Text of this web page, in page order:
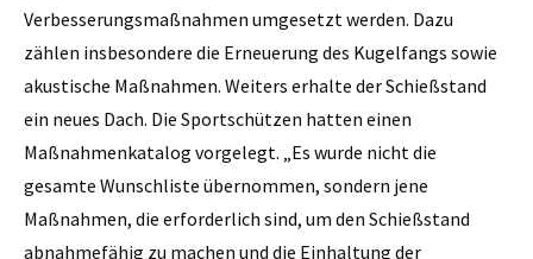
Verbesserungsmaßnahmen umgesetzt werden. Dazu
zählen insbesondere die Erneuerung des Kugelfangs sowie
akustische Maßnahmen. Weiters erhalte der Schießstand
ein neues Dach. Die Sportschützen hatten einen
Maßnahmenkatalog vorgelegt. „Es wurde nicht die
gesamte Wunschliste übernommen, sondern jene
Maßnahmen, die erforderlich sind, um den Schießstand
abnahmefähig zu machen und die Einhaltung der